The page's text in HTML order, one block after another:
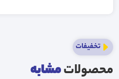
تخفیفات
محصولاتمشابه